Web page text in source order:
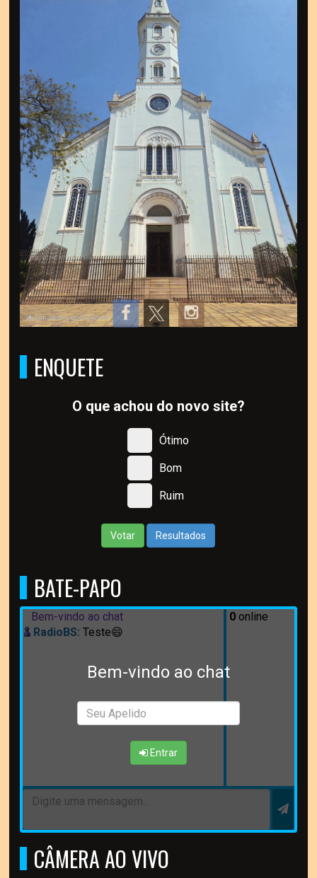
ENQUETE
O que achou do novo site?
Ótimo
Bom
Ruim
Votar Resultados
BATE-PAPO
Bem-vindo ao chat
Entrar
Bem-vindo ao chat
RadioBS: Teste😄
0online
CÂMERA AO VIVO